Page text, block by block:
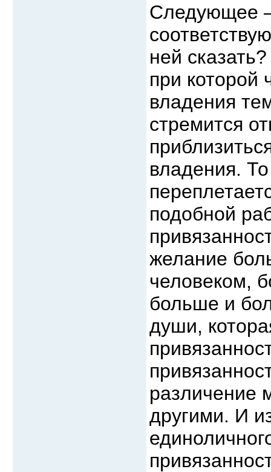
Следующее –
ней
при которой
владения
стремится
владения.
подобной
желание
человеком,
больше и
души,
различение
другими. И